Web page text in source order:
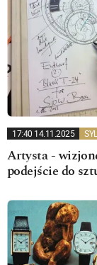
17:40 14.11.2025
Artysta -
podejście do